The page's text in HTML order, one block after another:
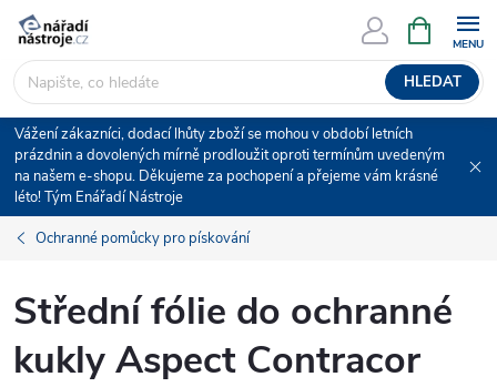
Přejít
obsah
HLEDAT
NÁKUPNÍ
KOŠÍK
Vážení zákazníci, dodací lhůty zboží se mohou v období letních
prázdnin a dovolených mírně prodloužit oproti termínům uvedeným
na našem e-shopu. Děkujeme za pochopení a přejeme vám krásné
léto! Tým Enářadí Nástroje
Ochranné pomůcky pro pískování
Střední fólie do ochranné
kukly Aspect Contracor